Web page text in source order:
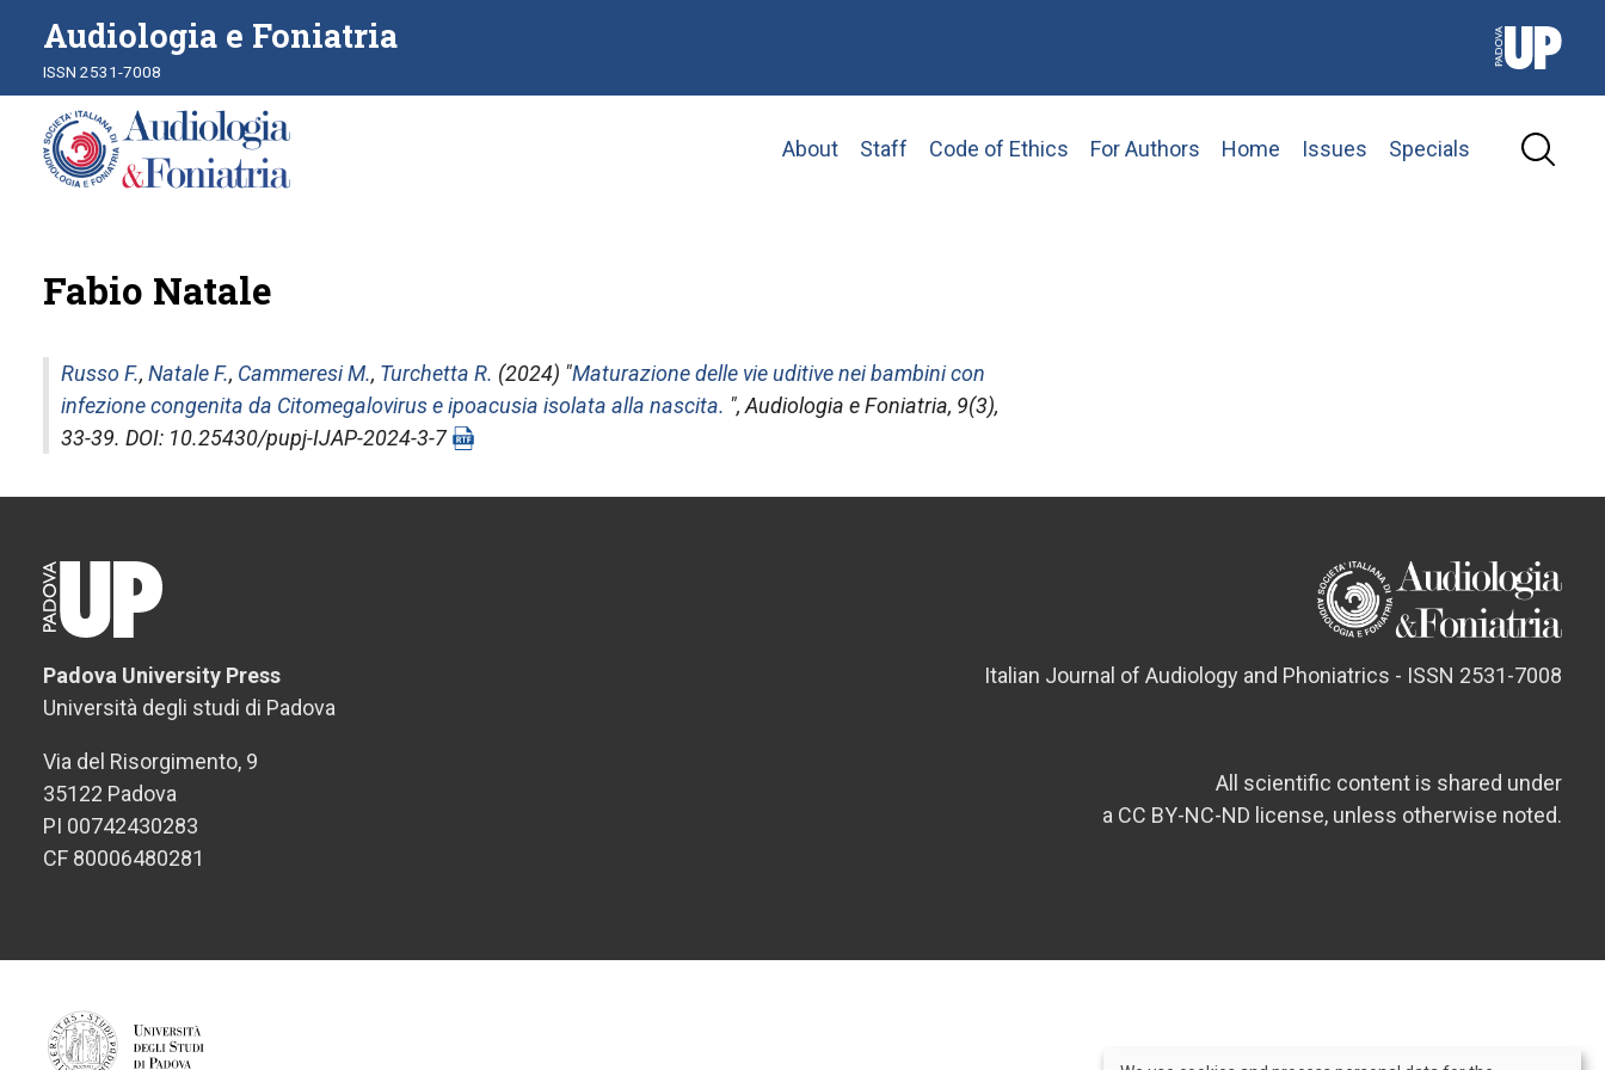
Audiologia e Foniatria
ISSN 2531-7008
Main
About Staff Code of Ethics For Authors Home Issues Specials
Fabio Natale
Russo F., Natale F., Cammeresi M., Turchetta R. (2024) "Maturazione delle vie uditive nei bambini con
infezione congenita da Citomegalovirus e ipoacusia isolata alla nascita. ", Audiologia e Foniatria, 9(3),
33-39. DOI: 10.25430/pupj-IJAP-2024-3-7
Padova University Press
Università degli studi di Padova
Via del Risorgimento, 9
35122 Padova
PI 00742430283
CF 80006480281
Italian Journal of Audiology and Phoniatrics - ISSN 2531-7008
All scientific content is shared under
a CC BY-NC-ND license, unless otherwise noted.